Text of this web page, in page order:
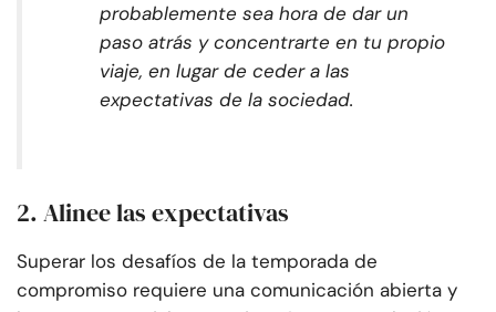
probablemente sea hora de dar un
paso atrás y concentrarte en tu propio
viaje, en lugar de ceder a las
expectativas de la sociedad.
2. Alinee las expectativas
Superar los desafíos de la temporada de
compromiso requiere una comunicación abierta y